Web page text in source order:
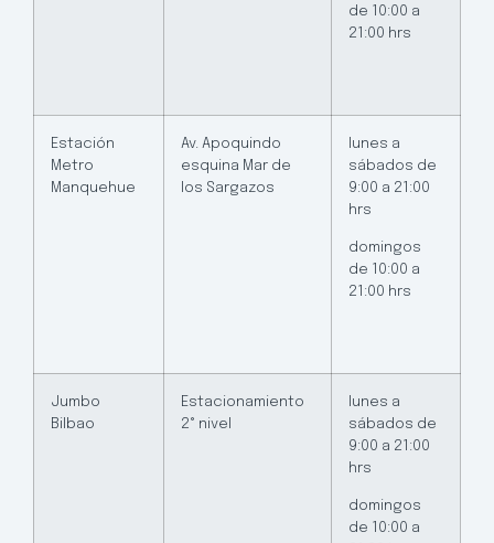
de 10:00 a
21:00 hrs
Estación
Metro
Manquehue
Av. Apoquindo
esquina Mar de
los Sargazos
lunes a
sábados de
9:00 a 21:00
hrs
domingos
de 10:00 a
21:00 hrs
Jumbo
Bilbao
Estacionamiento
2° nivel
lunes a
sábados de
9:00 a 21:00
hrs
domingos
de 10:00 a